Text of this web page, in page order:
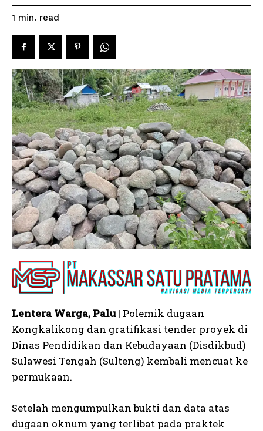
1 min. read
Lentera Warga, Palu| Polemik dugaan
Kongkalikong dan gratifikasi tender proyek di
Dinas Pendidikan dan Kebudayaan (Disdikbud)
Sulawesi Tengah (Sulteng) kembali mencuat ke
permukaan.
Setelah mengumpulkan bukti dan data atas
dugaan oknum yang terlibat pada praktek